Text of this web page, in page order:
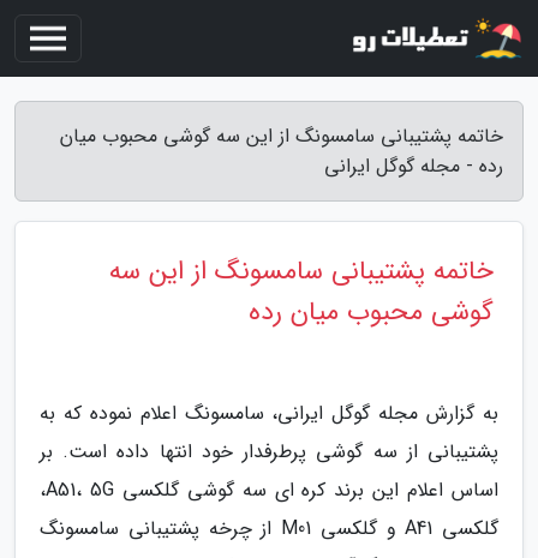
خاتمه پشتیبانی سامسونگ از این سه گوشی محبوب میان
رده - مجله گوگل ایرانی
خاتمه پشتیبانی سامسونگ از این سه
گوشی محبوب میان رده
به گزارش مجله گوگل ایرانی، سامسونگ اعلام نموده که به
پشتیبانی از سه گوشی پرطرفدار خود انتها داده است. بر
اساس اعلام این برند کره ای سه گوشی گلکسی A51، 5G،
گلکسی A41 و گلکسی M01 از چرخه پشتیبانی سامسونگ